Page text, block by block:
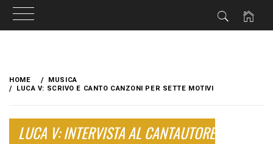
content
HOME
MUSICA
LUCA V: SCRIVO E CANTO CANZONI PER SETTE MOTIVI
LUCA V: INTERVISTA AL CANTAUTORE